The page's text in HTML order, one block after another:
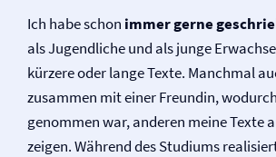
Ich habe schon immer gerne
als Jugendliche und als junge
kürzere oder lange Texte. Manchmal
zusammen mit einer Freundin,
genommen war, anderen meine Texte
zeigen. Während des Studiums